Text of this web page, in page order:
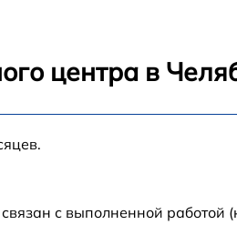
центра в
с выполненной работой